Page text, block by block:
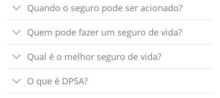
Quando o seguro pode ser acionado?
Quem pode fazer um seguro de vida?
Qual é o melhor seguro de vida?
O que é DPSA?